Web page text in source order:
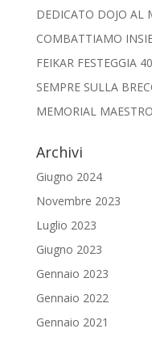
DEDICATO DOJO AL
COMBATTIAMO
FEIKAR FESTEGGIA
SEMPRE SULLA
MEMORIAL
Archivi
Giugno 2024
Novembre 2023
Luglio 2023
Giugno 2023
Gennaio 2023
Gennaio 2022
Gennaio 2021